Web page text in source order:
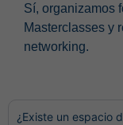
Sí, organizamos
Masterclasses y
networking.
¿Existe un espacio